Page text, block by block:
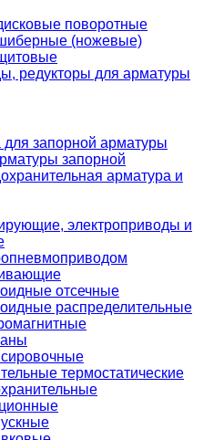
поворотные
(ножевые)
редукторы для арматуры
для запорной арматуры
запорной
арматура и
электроприводы и
отсечные
распределительные
термостатические